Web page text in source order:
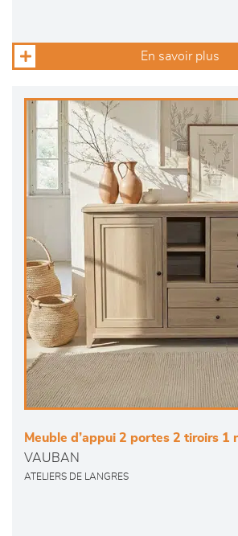
En savoir plus
Meuble d’appui 2 portes 2 tiroirs 1
VAUBAN
ATELIERS DE LANGRES